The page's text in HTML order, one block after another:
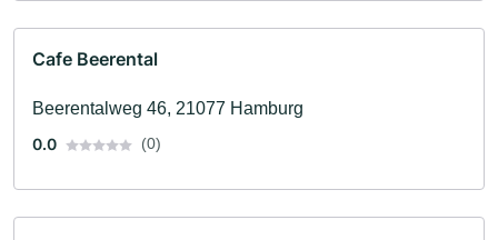
Cafe Beerental
Beerentalweg 46, 21077 Hamburg
0.0
(0)